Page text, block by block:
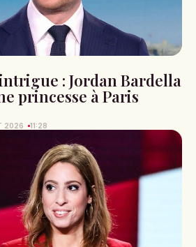
: Jordan Bardella
princesse à Paris
2026 11:28